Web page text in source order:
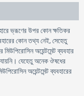
ভ্রূণের উপর কোন ক্ষতিকর
কোন তথ্য নেই, সেহেতু
অয়েন্টমেন্ট ব্যবহার
যেহেতু অনেক ঔষধের
অয়েন্টমেন্ট ব্যবহারের